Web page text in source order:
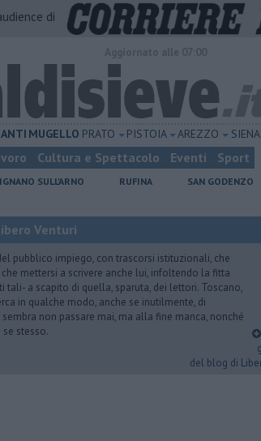
di
MUGELLO PRATO PISTOIA AREZZO SIENA
Cultura e Spettacolo Eventi Sport
SULL'ARNO RUFINA SAN GODENZO
Venturi
pubblico impiego, con trascorsi istituzionali, che
mettersi a scrivere anche lui, infoltendo la fitta
tali- a scapito di quella, sparuta, dei lettori. Toscano,
in qualche modo, anche se inutilmente, di
non passare mai, ma alla fine manca, nonché
stesso.
del blog di